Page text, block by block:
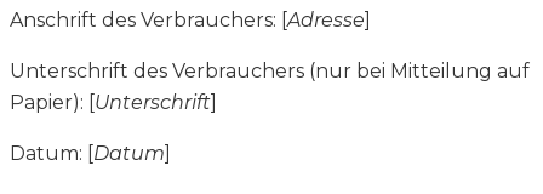
Anschrift des Verbrauchers: [Adresse
Unterschrift des Verbrauchers (nur bei Mitteilung auf
Papier): [ Unterschrift
Datum: [ Datum